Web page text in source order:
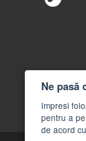
Ne pasă
Impresi
pentru a
de acord